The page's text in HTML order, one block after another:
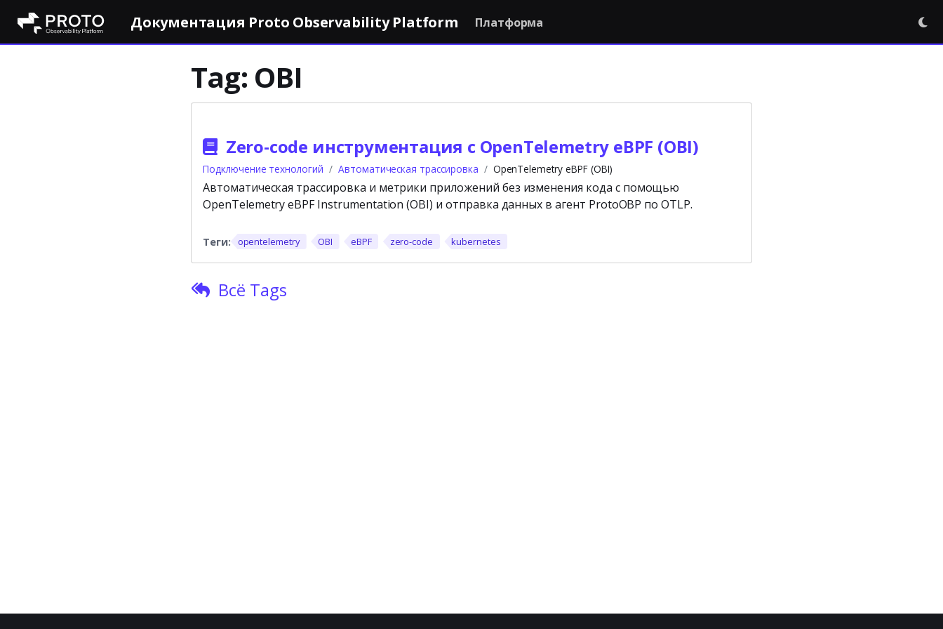
Документация Proto Observability Platform Платформа
Tag: OBI
Zero-code инструментация с OpenTelemetry eBPF (OBI)
Подключение технологий Автоматическая трассировка OpenTelemetry eBPF (OBI)
Автоматическая трассировка и метрики приложений без изменения кода с помощью
OpenTelemetry eBPF Instrumentation (OBI) и отправка данных в агент ProtoOBP по OTLP.
opentelemetry OBI eBPF zero-code kubernetes
Всё Tags